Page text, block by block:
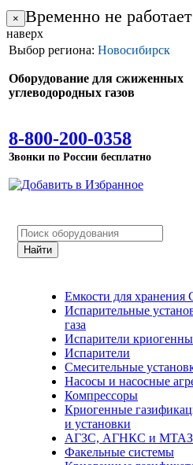
× Временно не
наверх
Выбор региона: Новосибирск
Оборудование для сжиженных
углеводородных газов
8-800-200-0358
Звонки по России бесплатно
Емкости для хранения
Испарительные
газа
Испарители
Испарители
Смесительные
Насосы и насосные
Компрессоры
Криогенные
и установки
АГЗС, АГНКС и
Факельные системы